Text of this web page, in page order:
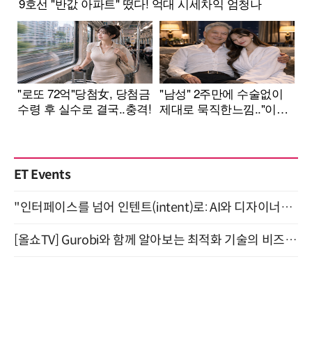
ET Events
"인터페이스를 넘어 인텐트(intent)로: AI와 디자이너가 함께 만드는 공존의 UX" 강남역 (9/2)
[올쇼TV] Gurobi와 함께 알아보는 최적화 기술의 비즈니스 활용 (8월 20일 생방송)